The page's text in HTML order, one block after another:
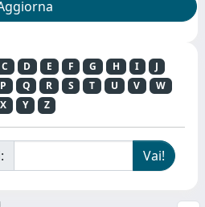
C D E F G H I
J
P Q R S T U V
W
X
Y Z